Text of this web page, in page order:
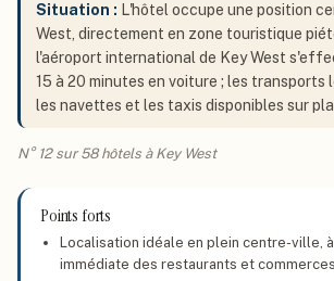
Situation : L'hôtel occupe une position
West, directement en zone touristique
l'aéroport international de Key West
15 à 20 minutes en voiture ; les transports
les navettes et les taxis disponibles sur
N° 12 sur 58 hôtels à Key West
Points forts
Localisation idéale en plein centre-ville,
immédiate des restaurants et commerces